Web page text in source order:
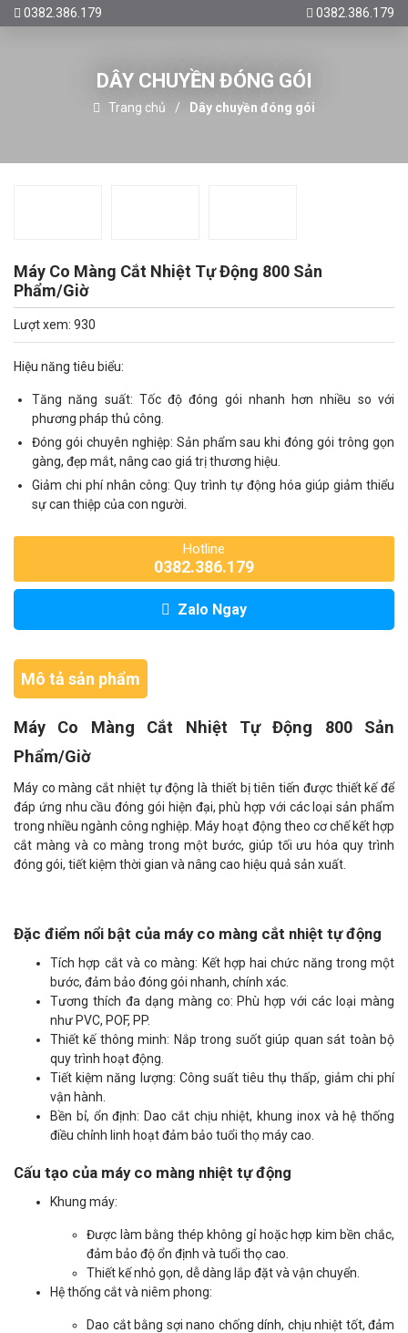
0382.386.179 0382.386.179
DÂY CHUYỀN ĐÓNG GÓI
Trang chủ Dây chuyền đóng gói
Máy Co Màng Cắt Nhiệt Tự Động 800 Sản
Phẩm/Giờ
Lượt xem: 930
Hiệu năng tiêu biểu:
Tăng năng suất: Tốc độ đóng gói nhanh hơn nhiều so với
phương pháp thủ công.
Đóng gói chuyên nghiệp: Sản phẩm sau khi đóng gói trông gọn
gàng, đẹp mắt, nâng cao giá trị thương hiệu.
Giảm chi phí nhân công: Quy trình tự động hóa giúp giảm thiểu
sự can thiệp của con người.
Hotline
0382.386.179
Zalo Ngay
Mô tả sản phẩm
Máy Co Màng Cắt Nhiệt Tự Động 800 Sản
Phẩm/Giờ
Máy co màng cắt nhiệt tự động là thiết bị tiên tiến được thiết kế để
đáp ứng nhu cầu đóng gói hiện đại, phù hợp với các loại sản phẩm
trong nhiều ngành công nghiệp. Máy hoạt động theo cơ chế kết hợp
cắt màng và co màng trong một bước, giúp tối ưu hóa quy trình
đóng gói, tiết kiệm thời gian và nâng cao hiệu quả sản xuất.
Đặc điểm nổi bật của máy co màng cắt nhiệt tự động
Tích hợp cắt và co màng: Kết hợp hai chức năng trong một
bước, đảm bảo đóng gói nhanh, chính xác.
Tương thích đa dạng màng co: Phù hợp với các loại màng
như PVC, POF, PP.
Thiết kế thông minh: Nắp trong suốt giúp quan sát toàn bộ
quy trình hoạt động.
Tiết kiệm năng lượng: Công suất tiêu thụ thấp, giảm chi phí
vận hành.
Bền bỉ, ổn định: Dao cắt chịu nhiệt, khung inox và hệ thống
điều chỉnh linh hoạt đảm bảo tuổi thọ máy cao.
Cấu tạo của máy co màng nhiệt tự động
Khung máy:
Được làm bằng thép không gỉ hoặc hợp kim bền chắc,
đảm bảo độ ổn định và tuổi thọ cao.
Thiết kế nhỏ gọn, dễ dàng lắp đặt và vận chuyển.
Hệ thống cắt và niêm phong:
Dao cắt bằng sợi nano chống dính, chịu nhiệt tốt, đảm